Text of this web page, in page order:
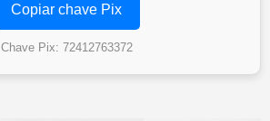
Copiar chave Pix
Chave Pix: 72412763372